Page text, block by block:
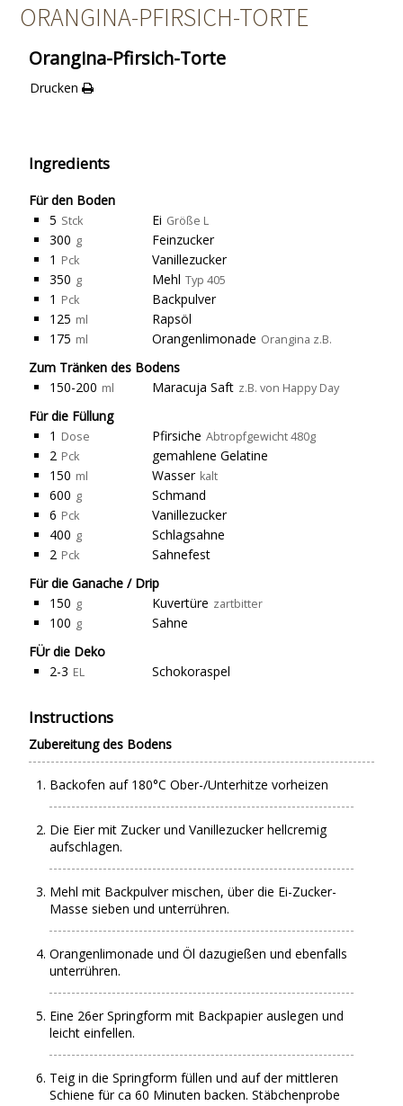
ORANGINA-PFIRSICH-TORTE
Orangina-Pfirsich-Torte
Drucken
Ingredients
Für den Boden
5 Stck Ei Größe L
300 g
Feinzucker
1 Pck
Vanillezucker
350 g Mehl Typ 405
1 Pck
Backpulver
125 ml
Rapsöl
175 ml Orangenlimonade Orangina z.B.
Zum Tränken des Bodens
150-200 ml Maracuja Saft z.B. von Happy Day
Für die Füllung
1 Dose Pfirsiche Abtropfgewicht 480g
2 Pck
gemahlene Gelatine
150 ml Wasser kalt
600 g
Schmand
6 Pck
Vanillezucker
400 g
Schlagsahne
2 Pck
Sahnefest
Für die Ganache / Drip
150 g Kuvertüre zartbitter
100 g
Sahne
FÜr die Deko
2-3 EL Schokoraspel
Instructions
Zubereitung des Bodens
Backofen auf 180°C Ober-/Unterhitze vorheizen
Die Eier mit Zucker und Vanillezucker hellcremig
aufschlagen.
Mehl mit Backpulver mischen, über die Ei-Zucker-
Masse sieben und unterrühren.
Orangenlimonade und Öl dazugießen und ebenfalls
unterrühren.
Eine 26er Springform mit Backpapier auslegen und
leicht einfellen.
Teig in die Springform füllen und auf der mittleren
Schiene für ca 60 Minuten backen. Stäbchenprobe